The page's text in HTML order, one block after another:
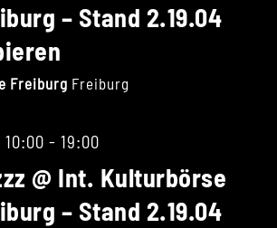
– Stand 2.19.04
Freiburg Freiburg
10:00 - 19:00
@ Int. Kulturbörse
– Stand 2.19.04